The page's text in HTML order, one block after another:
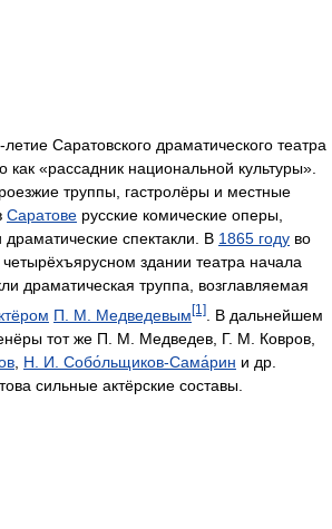
летие Саратовского драматического театра
как «рассадник национальной культуры».
труппы, гастролёры и местные
Саратове русские комические оперы,
спектакли. В 1865 году во
здании театра начала
драматическая труппа, возглавляемая
П. М. Медведевым[1]
. В дальнейшем
тот же П. М. Медведев, Г. М. Ковров,
Н. И. Собо́льщиков-Сама́рин и др.
сильные актёрские составы.